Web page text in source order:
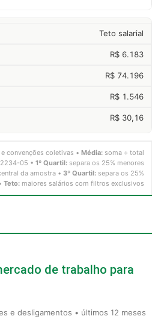
Teto salarial
R$ 6.183
R$ 74.196
R$ 1.546
R$ 30,16
convenções coletivas • Média: soma ÷ total
05 • 1º Quartil: separa os 25% menores
da amostra • 3º Quartil: separa os 25%
Teto: maiores salários com filtros exclusivos
de trabalho para
e desligamentos • últimos 12 meses